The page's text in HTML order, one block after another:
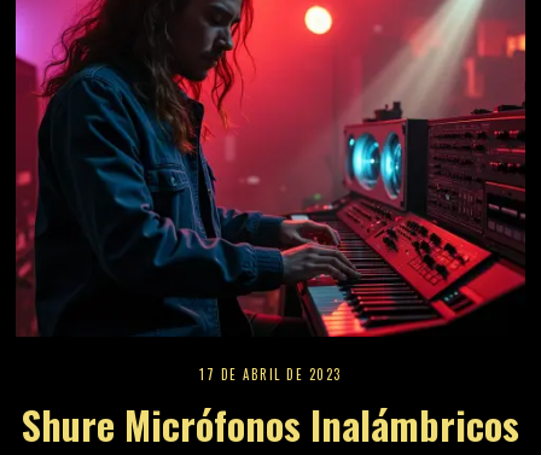
17 DE ABRIL DE 2023
Shure Micrófonos Inalámbricos